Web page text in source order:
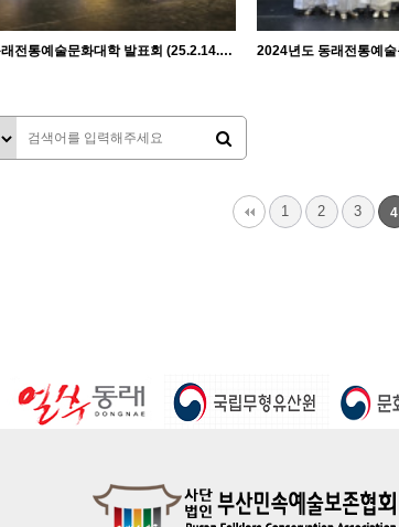
962
02-18
관리자
2024년도 동래전통예술문화대학 발표회 (25.2.14. 금) - 한량춤 월요반
1 2 3 4